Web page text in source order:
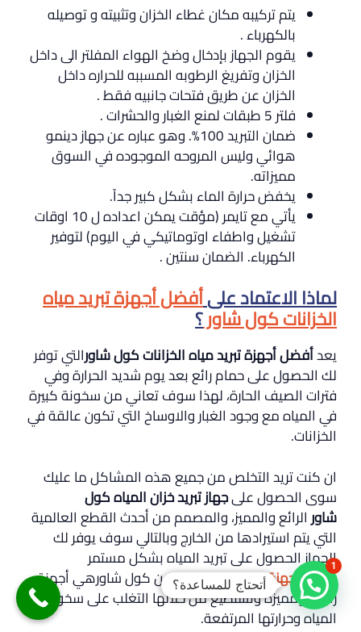
يتم تركيبه مكان غطاء الخزان وتثبيته و توصيله
بالكهرباء .
يقوم الجهاز بإدخال وضخ الهواء المفلتر الى داخل
الخزان وتفريغ الرطوبه المسببه للحراره داخل
الخزان عن طريق فتحات جانبيه فقط .
فلتر 5 طبقات لمنع الغبار والحشرات .
ضمان التبريد 100%. وهو عباره عن جهاز دينمو
هوائي وليس المروحه الموجوده في السوق
مميزاته.
يخفض حرارة الماء بشكل كبير جداً.
يأتي مع تايمر (مؤقت يمكن اعداده ل 10 اوقات
تشغيل واطفاء اوتوماتيكي في اليوم) لتوفير
الكهرباء. الضمان سنتين .
لماذا الاعتماد علىأفضل أجهزة تبريد مياه
الخزاناتكول شاور؟
يعدأفضل أجهزة تبريد مياه الخزانات كول شاورالتي توفر
لك الحصول على حمام رائع بعد يوم شديد الحرارة وفي
فترات الصيف الحارة، لهذا سوف تعاني من سخونة كبيرة
في المياه مع وجود الغبار والاوساخ التي تكون عالقة في
الخزانات.
ان كنت تريد التخلص من جميع هذه المشاكل ما عليك
سوى الحصول علىجهاز تبريد خزان المياه كول
شاورالرائع والمميز، والمصمم من أحدث القطع العالمية
التي يتم استيرادها من الخارج وبالتالي سوف يوفر لك
الجهاز الحصول على تبريد المياه بشكل مستمر
ودائم، اجهزة تبريد مياه الخزانمن كول شاورهي أجهزة
رائعة ومميزة وتستطيع من خلالها التغلب على سخونة
المياه وحرارتها المرتفعة.
أتحتاج للمساعدة؟
1